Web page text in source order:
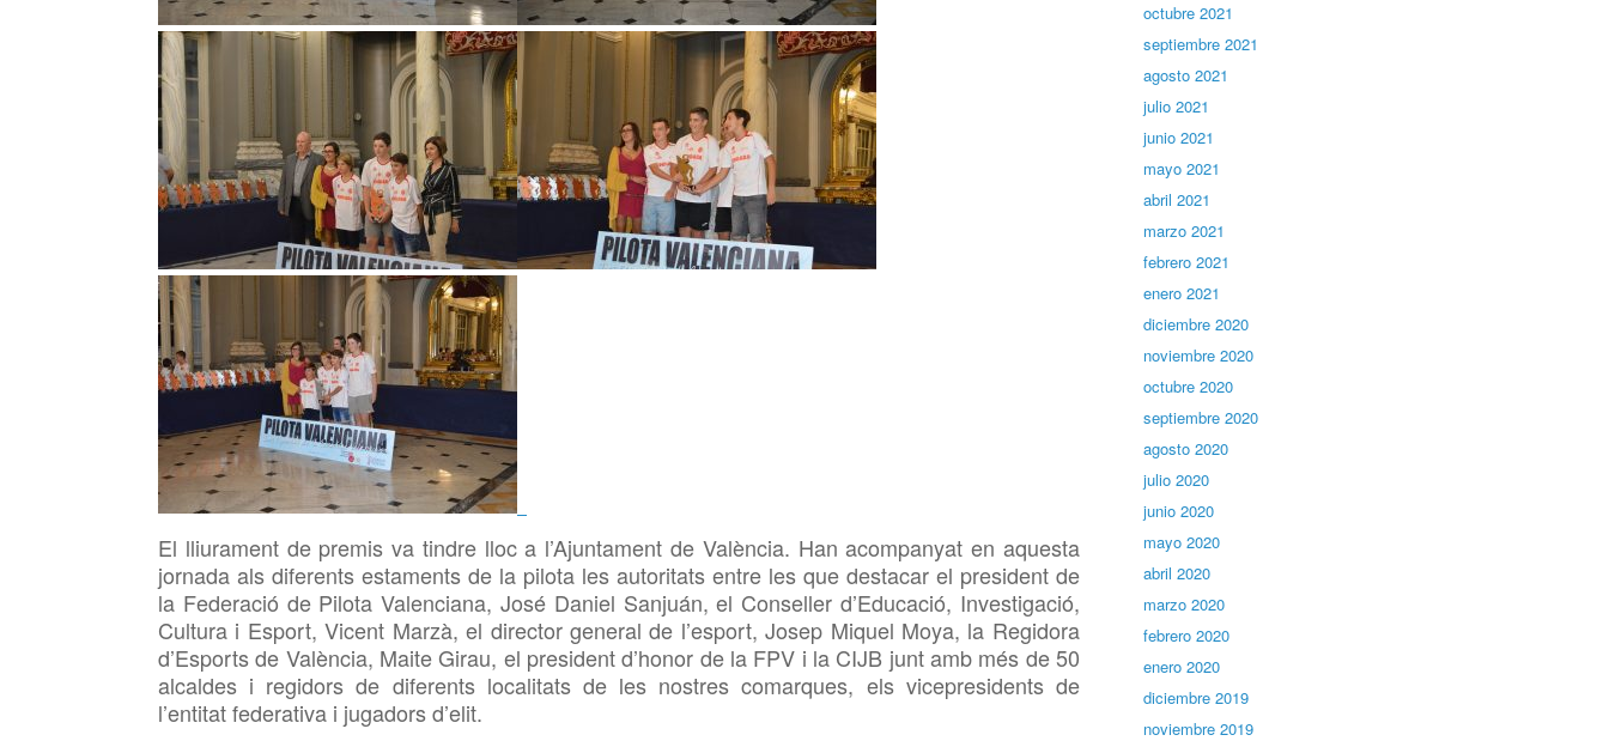
El lliurament de premis va tindre lloc a l’Ajuntament de València. Han acompanyat en aquesta
jornada als diferents estaments de la pilota les autoritats entre les que destacar el president de
la Federació de Pilota Valenciana, José Daniel Sanjuán, el Conseller d’Educació, Investigació,
Cultura i Esport, Vicent Marzà, el director general de l’esport, Josep Miquel Moya, la Regidora
d’Esports de València, Maite Girau, el president d’honor de la FPV i la CIJB junt amb més de 50
alcaldes i regidors de diferents localitats de les nostres comarques, els vicepresidents de
l’entitat federativa i jugadors d’elit.
octubre 2021
septiembre 2021
agosto 2021
julio 2021
junio 2021
mayo 2021
abril 2021
marzo 2021
febrero 2021
enero 2021
diciembre 2020
noviembre 2020
octubre 2020
septiembre 2020
agosto 2020
julio 2020
junio 2020
mayo 2020
abril 2020
marzo 2020
febrero 2020
enero 2020
diciembre 2019
noviembre 2019